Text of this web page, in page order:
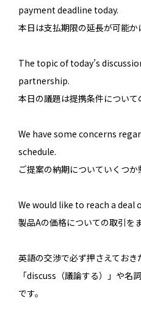
payment deadline today.
本日は支払期限の延長が可能か
The topic of today’s
partnership.
本日の議題は提携条件について
We have some concerns
schedule.
ご提案の納期についていくつか
We would like to reach a deal
製品Aの価格についての取引を
英語の交渉で必ず押さえてお
「discuss（議論する）」や名
です。